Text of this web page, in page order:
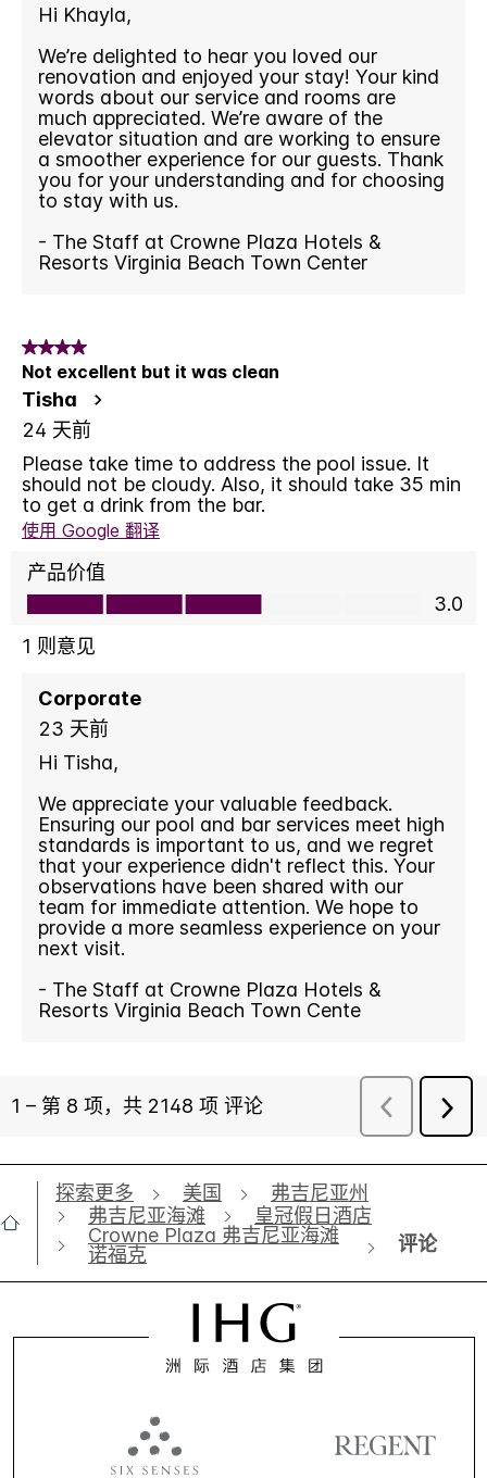
探索更多 美国
弗吉尼亚州
弗吉尼亚海滩
皇冠假日酒店
Crowne Plaza 弗吉尼亚海滩
诺福克
评论